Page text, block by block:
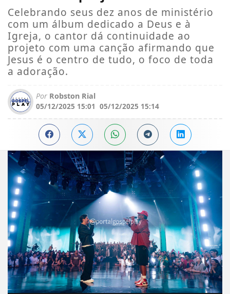
Celebrando seus dez anos de ministério
com um álbum dedicado a Deus e à
Igreja, o cantor dá continuidade ao
projeto com uma canção afirmando que
Jesus é o centro de tudo, o foco de toda
a adoração.
Por Robston Rial
05/12/2025 15:01 05/12/2025 15:14